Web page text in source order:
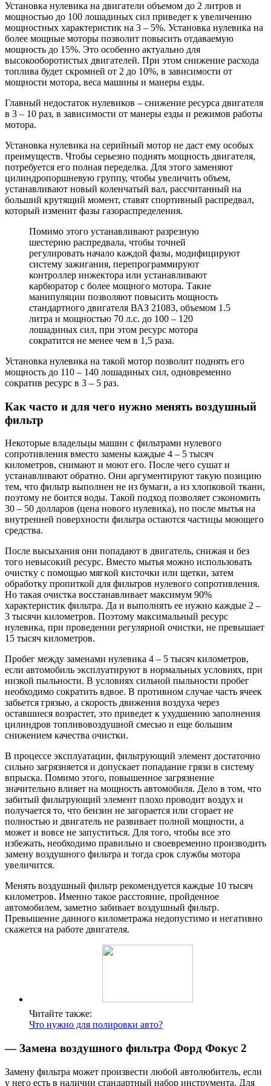
Установка нулевика на двигатели объемом до 2 литров и
мощностью до 100 лошадиных сил приведет к увеличению
мощностных характеристик на 3 – 5%. Установка нулевика на
более мощные моторы позволит повысить отдаваемую
мощность до 15%. Это особенно актуально для
высокооборотистых двигателей. При этом снижение расхода
топлива будет скромней от 2 до 10%, в зависимости от
мощности мотора, веса машины и манеры езды.
Главный недостаток нулевиков – снижение ресурса двигателя
в 3 – 10 раз, в зависимости от манеры езды и режимов работы
мотора.
Установка нулевика на серийный мотор не даст ему особых
преимуществ. Чтобы серьезно поднять мощность двигателя,
потребуется его полная переделка. Для этого заменяют
цилиндропоршневую группу, чтобы увеличить объем,
устанавливают новый коленчатый вал, рассчитанный на
больший крутящий момент, ставят спортивный распредвал,
который изменит фазы газораспределения.
Помимо этого устанавливают разрезную
шестерню распредвала, чтобы точней
регулировать начало каждой фазы, модифицируют
систему зажигания, перепрограммируют
контроллер инжектора или устанавливают
карбюратор с более мощного мотора. Такие
манипуляции позволяют повысить мощность
стандартного двигателя ВАЗ 21083, объемом 1.5
литра и мощностью 70 л.с. до 100 – 120
лошадиных сил, при этом ресурс мотора
сократится не менее чем в 1,5 раза.
Установка нулевика на такой мотор позволит поднять его
мощность до 110 – 140 лошадиных сил, одновременно
сократив ресурс в 3 – 5 раз.
Как часто и для чего нужно менять воздушный
фильтр
Некоторые владельцы машин с фильтрами нулевого
сопротивления вместо замены каждые 4 – 5 тысяч
километров, снимают и моют его. После чего сушат и
устанавливают обратно. Они аргументируют такую позицию
тем, что фильтр выполнен не из бумаги, а из хлопковой ткани,
поэтому не боится воды. Такой подход позволяет сэкономить
30 – 50 долларов (цена нового нулевика), но после мытья на
внутренней поверхности фильтра остаются частицы моющего
средства.
После высыхания они попадают в двигатель, снижая и без
того невысокий ресурс. Вместо мытья можно использовать
очистку с помощью мягкой кисточки или щетки, затем
обработку пропиткой для фильтров нулевого сопротивления.
Но такая очистка восстанавливает максимум 90%
характеристик фильтра. Да и выполнять ее нужно каждые 2 –
3 тысячи километров. Поэтому максимальный ресурс
нулевика, при проведении регулярной очистки, не превышает
15 тысяч километров.
Пробег между заменами нулевика 4 – 5 тысяч километров,
если автомобиль эксплуатируют в нормальных условиях, при
низкой пыльности. В условиях сильной пыльности пробег
необходимо сократить вдвое. В противном случае часть ячеек
забьется грязью, а скорость движения воздуха через
оставшиеся возрастет, это приведет к ухудшению заполнения
цилиндров топливовоздушной смесью и еще большим
снижением качества очистки.
В процессе эксплуатации, фильтрующий элемент достаточно
сильно загрязняется и допускает попадание грязи в систему
впрыска. Помимо этого, повышенное загрязнение
значительно влияет на мощность автомобиля. Дело в том, что
забитый фильтрующий элемент плохо проводит воздух и
получается то, что бензин не загорается или сгорает не
полностью и двигатель не развивает полной мощности, а
может и вовсе не запуститься. Для того, чтобы все это
избежать, необходимо правильно и своевременно производить
замену воздушного фильтра и тогда срок службы мотора
увеличится.
Менять воздушный фильтр рекомендуется каждые 10 тысяч
километров. Именно такое расстояние, пройденное
автомобилем, заметно забивает воздушный фильтр.
Превышение данного километража недопустимо и негативно
скажется на работе двигателя.
Читайте также:
Что нужно для полировки авто?
— Замена воздушного фильтра Форд Фокус 2
Замену фильтра может произвести любой автолюбитель, если
у него есть в наличии стандартный набор инструмента. Для